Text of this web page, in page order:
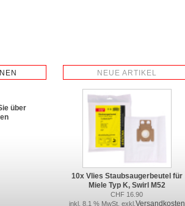
über
NEUE ARTIKEL
10x Vlies Staubsaugerbeutel für
Miele Typ K, Swirl M52
CHF 16.90
inkl. 8.1 % MwSt. exkl. Versandkosten